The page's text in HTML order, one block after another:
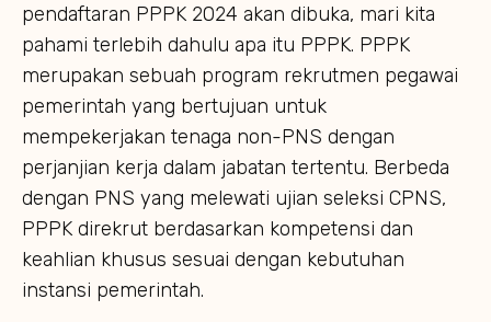
pendaftaran PPPK 2024 akan dibuka, mari kita
pahami terlebih dahulu apa itu PPPK. PPPK
merupakan sebuah program rekrutmen pegawai
pemerintah yang bertujuan untuk
mempekerjakan tenaga non-PNS dengan
perjanjian kerja dalam jabatan tertentu. Berbeda
dengan PNS yang melewati ujian seleksi CPNS,
PPPK direkrut berdasarkan kompetensi dan
keahlian khusus sesuai dengan kebutuhan
instansi pemerintah.